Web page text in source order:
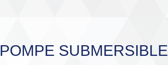
POMPE SUBMERSIBLE